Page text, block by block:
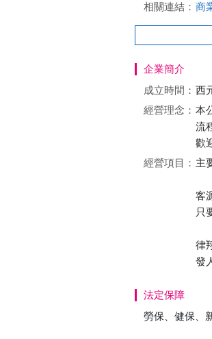
相關連結： 商
企業簡介
成立時間： 西
經營理念： 本
流
歡
經營項目： 主
客
只
律
發
法定保障
勞保、健保、